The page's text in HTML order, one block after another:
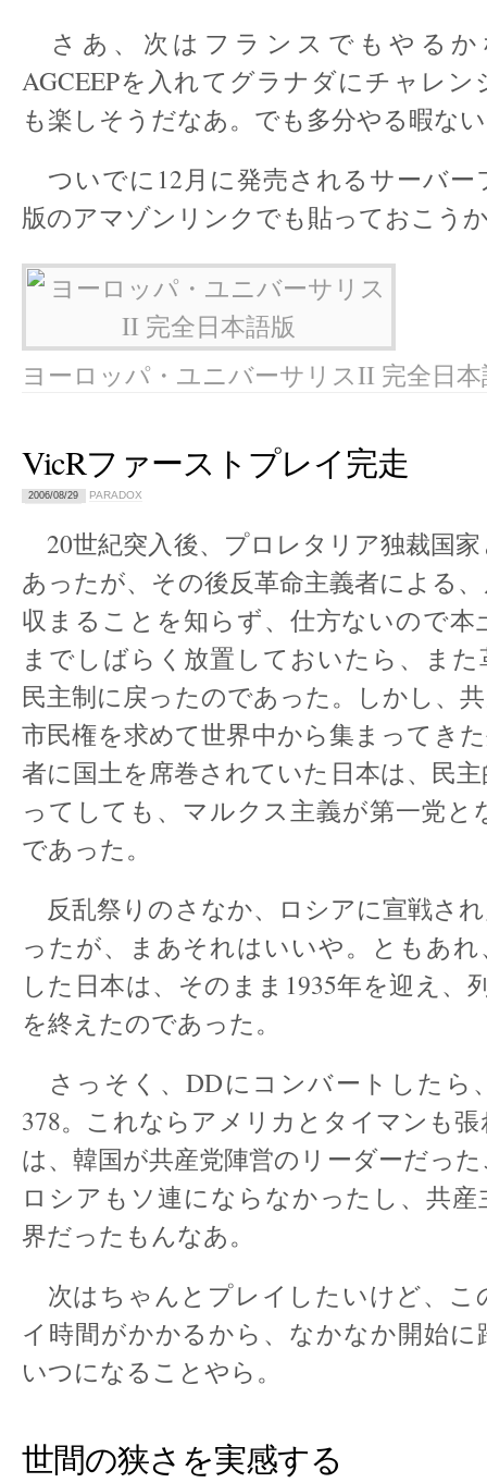
さあ、次はフランスでもやるか
AGCEEPを入れてグラナダにチャレ
も楽しそうだなあ。でも多分やる暇な
ついでに12月に発売されるサーバー
版のアマゾンリンクでも貼っておこう
ヨーロッパ・ユニバーサリスII 完全日
VicRファーストプレイ完走
2006/08/29 PARADOX
20世紀突入後、プロレタリア独裁国
あったが、その後反革命主義者による
収まることを知らず、仕方ないので本
までしばらく放置しておいたら、ま
民主制に戻ったのであった。しかし、
市民権を求めて世界中から集まってき
者に国土を席巻されていた日本は、民
ってしても、マルクス主義が第一党と
であった。
反乱祭りのさなか、ロシアに宣戦さ
ったが、まあそれはいいや。ともあれ
した日本は、そのまま1935年を迎え、
を終えたのであった。
さっそく、DDにコンバートした
378。これならアメリカとタイマンも
は、韓国が共産党陣営のリーダーだっ
ロシアもソ連にならなかったし、共
界だったもんなあ。
次はちゃんとプレイしたいけど、こ
イ時間がかかるから、なかなか開始に
いつになることやら。
世間の狭さを実感する